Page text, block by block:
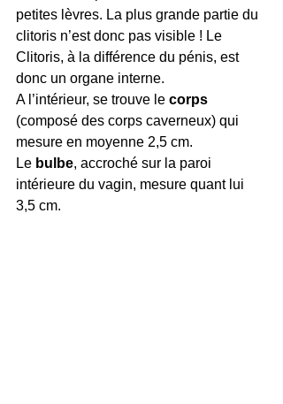
petites lèvres. La plus grande partie du
clitoris n’est donc pas visible ! Le
Clitoris, à la différence du pénis, est
donc un organe interne.
A l’intérieur, se trouve le corps
(composé des corps caverneux) qui
mesure en moyenne 2,5 cm.
Le bulbe, accroché sur la paroi
intérieure du vagin, mesure quant lui
3,5 cm.